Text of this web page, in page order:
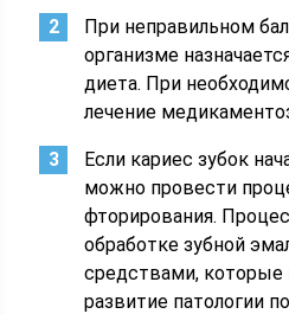
При неправильном
организме
диета. При
лечение
Если кариес зубок
можно провести
фторирования.
обработке зубной
средствами,
развитие патологии